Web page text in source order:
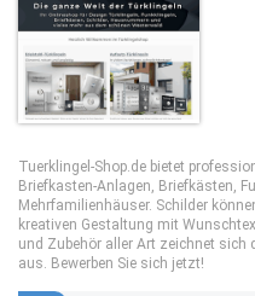
Tuerklingel-Shop.de bietet
Briefkasten-Anlagen, Briefkästen,
Mehrfamilienhäuser. Schilder
kreativen Gestaltung mit
und Zubehör aller Art zeichnet sich
aus. Bewerben Sie sich jetzt!